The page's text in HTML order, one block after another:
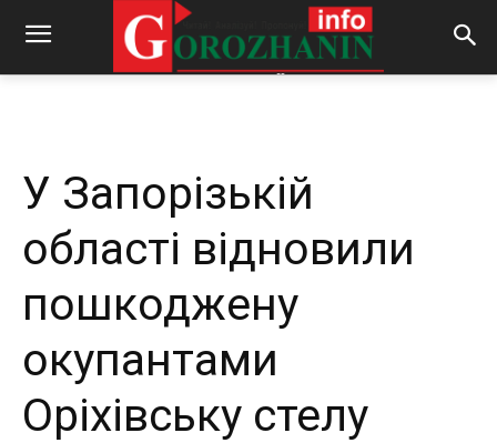
By REDACTOR - 14.05.2026 276
У Запорізькій
області відновили
пошкоджену
окупантами
Оріхівську стелу